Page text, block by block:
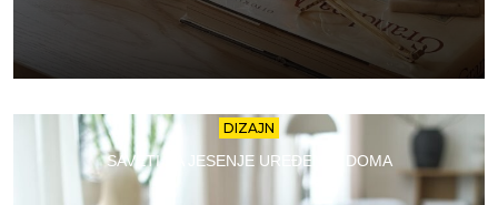
DIZAJN
SAVETI ZA JESENJE UREĐENJE DOMA